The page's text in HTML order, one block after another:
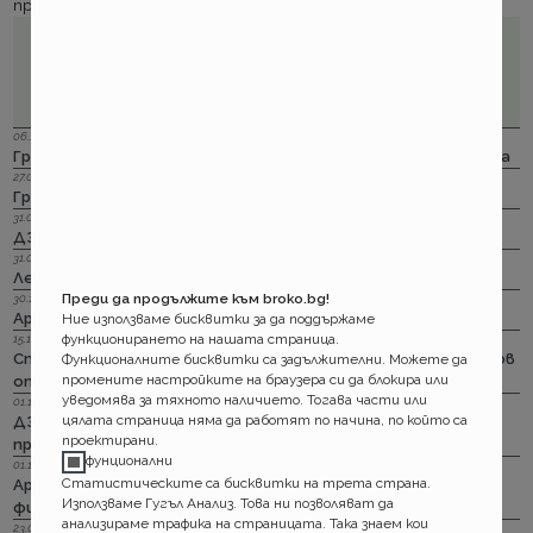
продукт към конкретния клиент.
06.12.2023 г.
Групама: Ски и сноуборд безплатно при пътуване в чужбина
27.04.2023 г.
Групама: За каското
31.03.2023 г.
ДЗИ: Отличници в ликвидацията по каско
31.03.2023 г.
Лев Инс: Още месец на промоция по каско
30.11.2022 г.
Армеец: И асистанс за България по каско
15.11.2022 г.
Стикерът по гражданска отговорност с впечатляващ нов
опит да влезе в историята
01.11.2022 г.
ДЗИ: Стрийминг застраховката за злополука на промоция
през ноември
01.11.2022 г.
Армеец: Имуществото на лимит на промоция. Това за
фирмите също
23.09.2022 г.
Преди да продължите към broko.bg!
Ние използваме бисквитки за да поддържаме
функционирането на нашата страница.
Функционалните бисквитки са задължителни. Можете да
промените настройките на браузера си да блокира или
уведомява за тяхното наличието. Тогава части или
цялата страница няма да работят по начина, по който са
проектирани.
фунционални
Статистическите са бисквитки на трета страна.
Използваме Гугъл Анализ. Това ни позволяват да
анализираме трафика на страницата. Така знаем кои